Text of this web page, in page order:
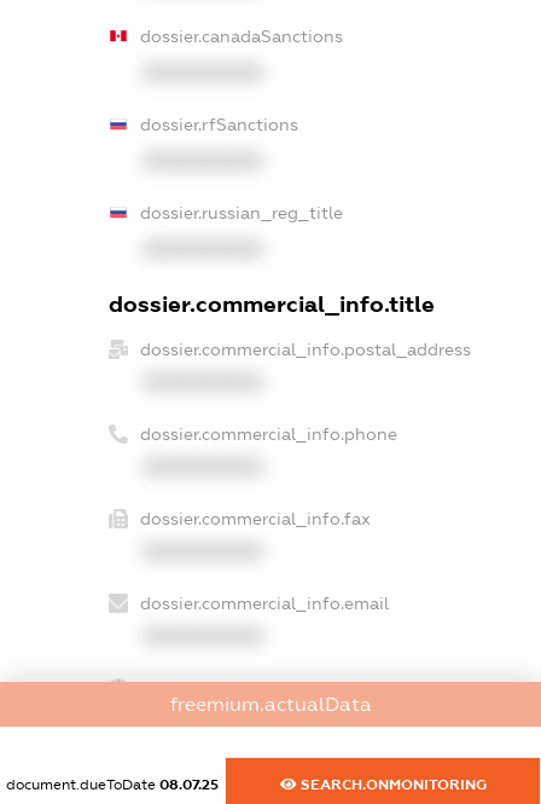
dossier.canadaSanctions
dossier.rfSanctions
dossier.russian_reg_title
dossier.commercial_info.title
dossier.commercial_info.postal_address
dossier.commercial_info.phone
dossier.commercial_info.fax
dossier.commercial_info.email
dossier.commercial_info.website
freemium.actualData
document.dueToDate 08.07.25 SEARCH.ONMONITORING